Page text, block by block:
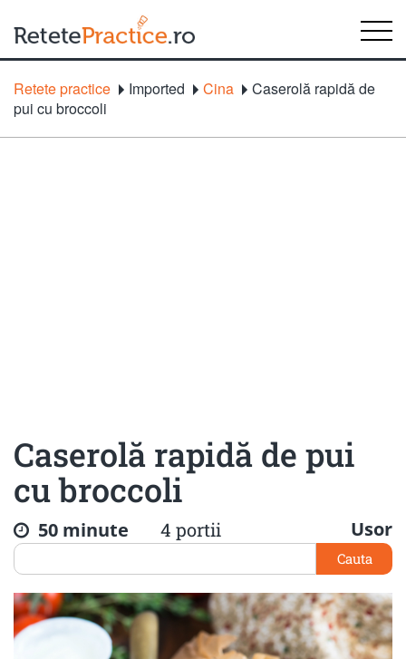
Retete practice Imported Cina
Caserolă rapidă de
pui cu broccoli
Caserolă rapidă de pui
cu broccoli
50 minute 4 portii Usor
Cauta